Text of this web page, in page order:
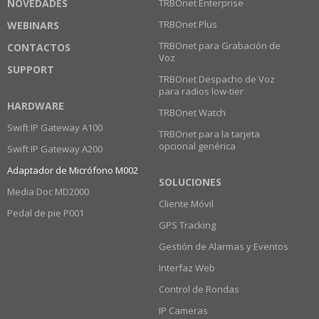
NOVEDADES
WEBINARS
CONTACTOS
SUPPORT
TRBOnet Enterprise
TRBOnet Plus
TRBOnet para Grabación de
Voz
TRBOnet Despacho de Voz
para radios low-tier
TRBOnet Watch
TRBOnet para la tarjeta
opcional genérica
HARDWARE
Swift IP Gateway A100
Swift IP Gateway A200
Adaptador de Micrófono M002
Media Doc MD2000
Pedal de pie P001
SOLUCIONES
Cliente Móvil
GPS Tracking
Gestión de Alarmas y Eventos
Interfaz Web
Control de Rondas
IP Cameras